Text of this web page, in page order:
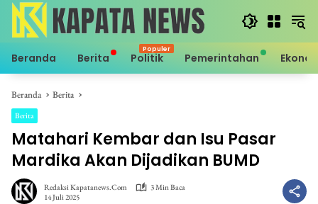
Langsung
konten
Beranda Berita Politik Pemerintahan
Beranda Berita
Berita
Matahari Kembar dan Isu Pasar
Mardika Akan Dijadikan BUMD
Redaksi Kapatanews.com
3 Min Baca
14 Juli 2025